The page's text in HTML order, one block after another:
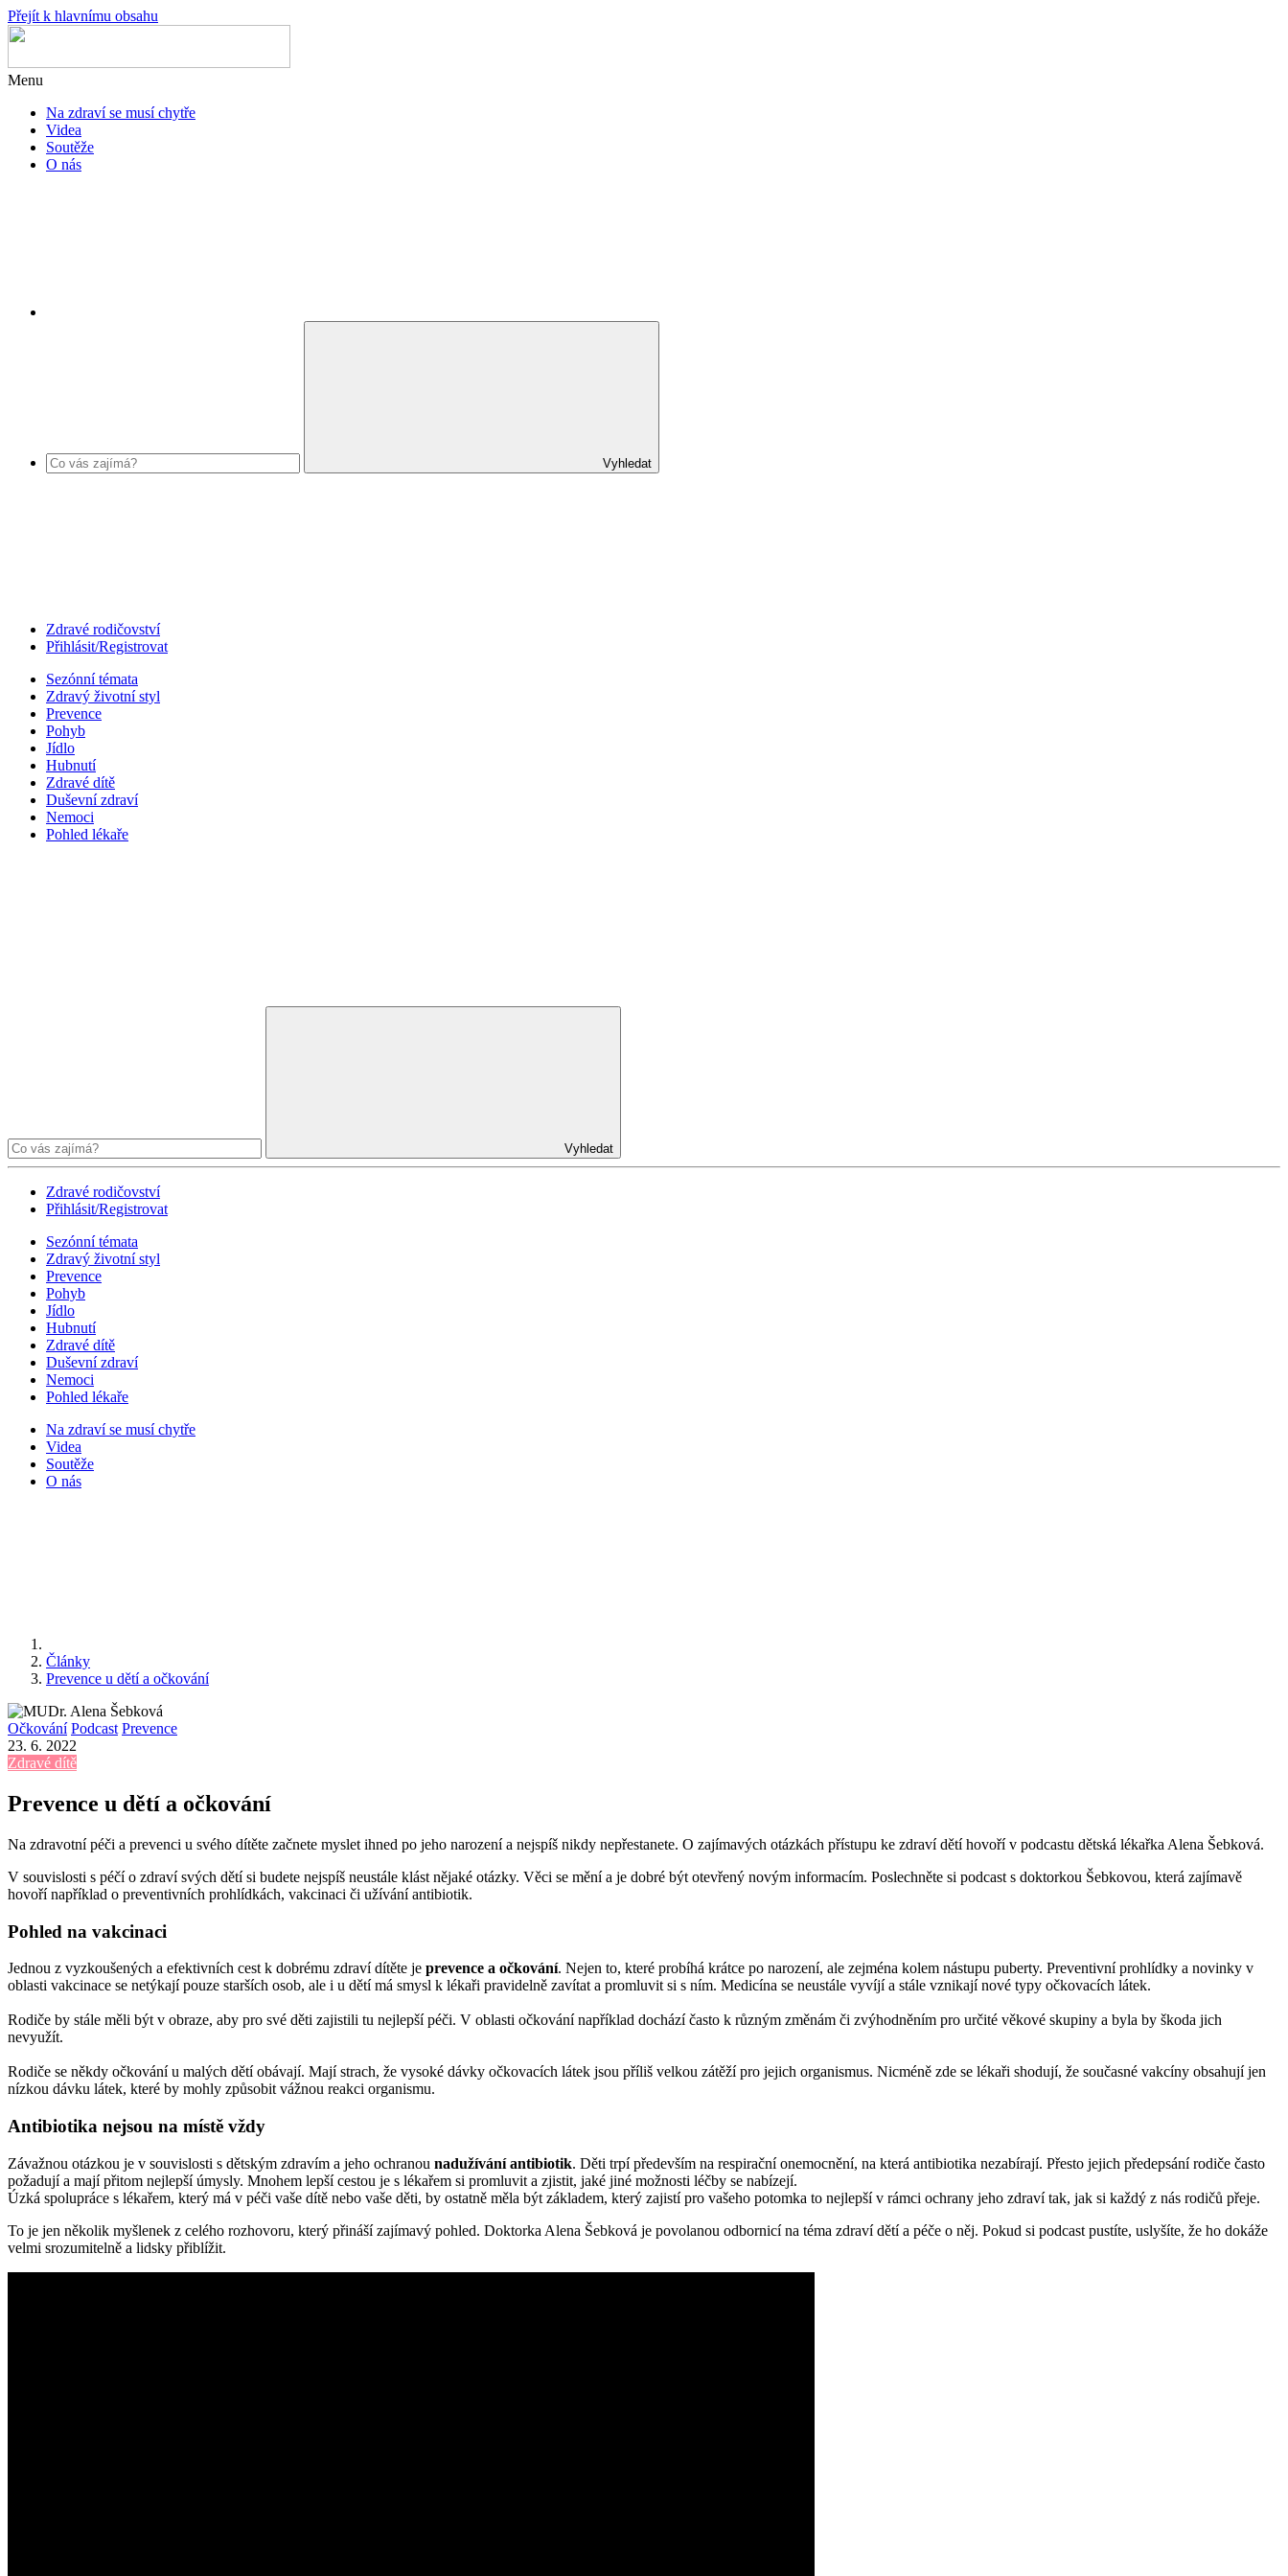
Přejít k hlavnímu obsahu
Menu
Na zdraví se musí chytře
Videa
Soutěže
O nás
Vyhledat
Zdravé rodičovství
Přihlásit/Registrovat
Sezónní témata
Zdravý životní styl
Prevence
Pohyb
Jídlo
Hubnutí
Zdravé dítě
Duševní zdraví
Nemoci
Pohled lékaře
Vyhledat
Zdravé rodičovství
Přihlásit/Registrovat
Sezónní témata
Zdravý životní styl
Prevence
Pohyb
Jídlo
Hubnutí
Zdravé dítě
Duševní zdraví
Nemoci
Pohled lékaře
Na zdraví se musí chytře
Videa
Soutěže
O nás
Články
Prevence u dětí a očkování
Očkování Podcast Prevence
23. 6. 2022
Zdravé dítě
Prevence u dětí a očkování
Na zdravotní péči a prevenci u svého dítěte začnete myslet ihned po jeho narození a nejspíš nikdy nepřestanete. O zajímavých otázkách přístupu ke zdraví dětí hovoří v podcastu dětská lékařka Alena Šebková.
V souvislosti s péčí o zdraví svých dětí si budete nejspíš neustále klást nějaké otázky. Věci se mění a je dobré být otevřený novým informacím. Poslechněte si podcast s doktorkou Šebkovou, která zajímavě
hovoří například o preventivních prohlídkách, vakcinaci či užívání antibiotik.
Pohled na vakcinaci
Jednou z vyzkoušených a efektivních cest k dobrému zdraví dítěte je prevence a očkování. Nejen to, které probíhá krátce po narození, ale zejména kolem nástupu puberty. Preventivní prohlídky a novinky v
oblasti vakcinace se netýkají pouze starších osob, ale i u dětí má smysl k lékaři pravidelně zavítat a promluvit si s ním. Medicína se neustále vyvíjí a stále vznikají nové typy očkovacích látek.
Rodiče by stále měli být v obraze, aby pro své děti zajistili tu nejlepší péči. V oblasti očkování například dochází často k různým změnám či zvýhodněním pro určité věkové skupiny a byla by škoda jich
nevyužít.
Rodiče se někdy očkování u malých dětí obávají. Mají strach, že vysoké dávky očkovacích látek jsou příliš velkou zátěží pro jejich organismus. Nicméně zde se lékaři shodují, že současné vakcíny obsahují jen
nízkou dávku látek, které by mohly způsobit vážnou reakci organismu.
Antibiotika nejsou na místě vždy
Závažnou otázkou je v souvislosti s dětským zdravím a jeho ochranou nadužívání antibiotik. Děti trpí především na respirační onemocnění, na která antibiotika nezabírají. Přesto jejich předepsání rodiče často
požadují a mají přitom nejlepší úmysly. Mnohem lepší cestou je s lékařem si promluvit a zjistit, jaké jiné možnosti léčby se nabízejí.
Úzká spolupráce s lékařem, který má v péči vaše dítě nebo vaše děti, by ostatně měla být základem, který zajistí pro vašeho potomka to nejlepší v rámci ochrany jeho zdraví tak, jak si každý z nás rodičů přeje.
To je jen několik myšlenek z celého rozhovoru, který přináší zajímavý pohled. Doktorka Alena Šebková je povolanou odbornicí na téma zdraví dětí a péče o něj. Pokud si podcast pustíte, uslyšíte, že ho dokáže
velmi srozumitelně a lidsky přiblížit.